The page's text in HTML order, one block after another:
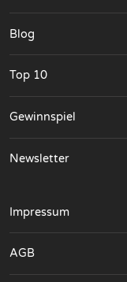
Blog
Top 10
Gewinnspiel
Newsletter
Impressum
AGB